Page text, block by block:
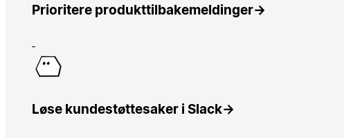
Prioritere produkttilbakemeldinger→
Løse kundestøttesaker i Slack→